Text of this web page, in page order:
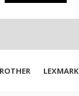
LEXMARK